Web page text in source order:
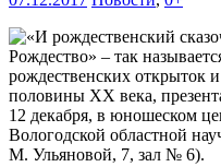
Рождество» – так
рождественских открыток
половины ХХ века,
12 декабря, в юношеском
Вологодской областной
М. Ульяновой, 7, зал № 6).